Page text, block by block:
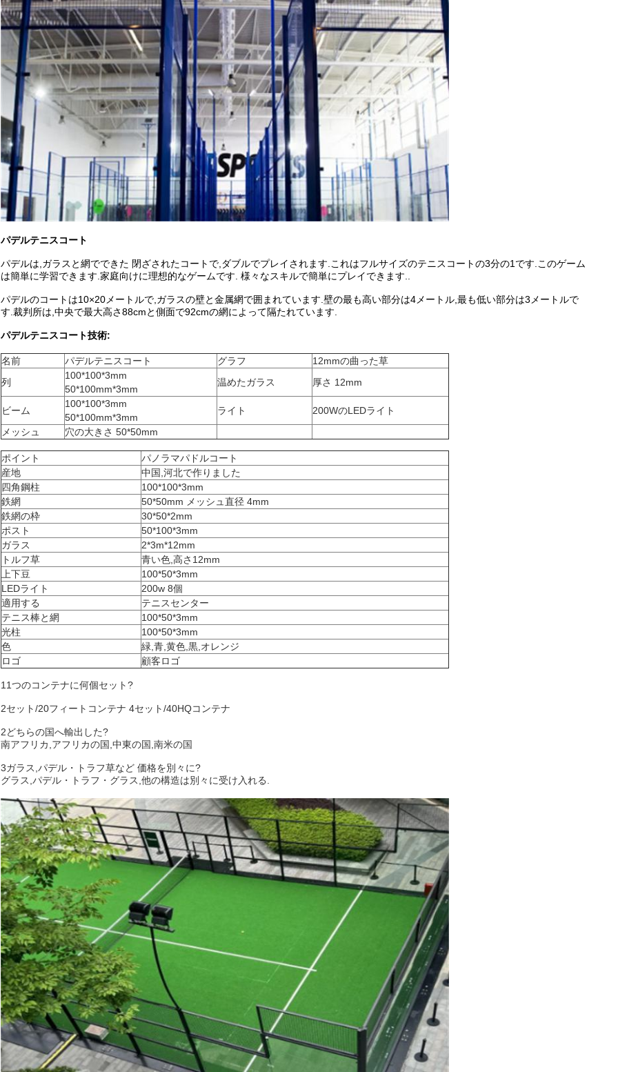
パデルテニスコート
パデルは,ガラスと網でできた 閉ざされたコートで,ダブルでプレイされます.これはフルサイズのテニスコートの3分の1です.このゲーム
は簡単に学習できます.家庭向けに理想的なゲームです. 様々なスキルで簡単にプレイできます..
パデルのコートは10×20メートルで,ガラスの壁と金属網で囲まれています.壁の最も高い部分は4メートル,最も低い部分は3メートルで
す.裁判所は,中央で最大高さ88cmと側面で92cmの網によって隔たれています.
パデルテニスコート技術:
名前 パデルテニスコート グラフ
12mmの曲った草
列
100*100*3mm
50*100mm*3mm
温めたガラス 厚さ 12mm
ビーム
100*100*3mm
50*100mm*3mm
ライト
200WのLEDライト
メッシュ
穴の大きさ 50*50mm
ポイント
パノラマパドルコート
産地
中国,河北で作りました
四角鋼柱
100*100*3mm
鉄網
50*50mm メッシュ直径 4mm
鉄網の枠
30*50*2mm
ポスト
50*100*3mm
ガラス
2*3m*12mm
トルフ草
青い色,高さ12mm
上下豆
100*50*3mm
LEDライト
200w 8個
適用する
テニスセンター
テニス棒と網
100*50*3mm
光柱
100*50*3mm
色
緑,青,黄色,黒,オレンジ
ロゴ
顧客ロゴ
11つのコンテナに何個セット?
2セット/20フィートコンテナ 4セット/40HQコンテナ
2どちらの国へ輸出した?
南アフリカ,アフリカの国,中東の国,南米の国
3ガラス,パデル・トラフ草など 価格を別々に?
グラス,パデル・トラフ・グラス,他の構造は別々に受け入れる.